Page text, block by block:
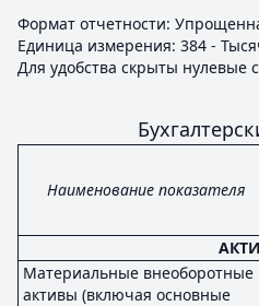
Формат отчетности:
Единица измерения: 384 -
Для удобства скрыты нулевые
Наименование показателя
Материальные внеоборотные
активы (включая основные